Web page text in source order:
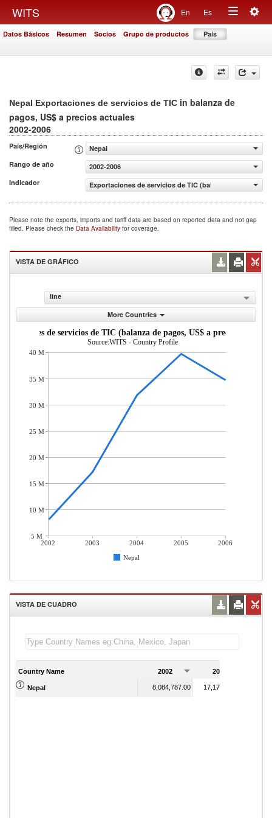
WITS En Es
Toggle
Datos Básicos Resumen Socios Grupo de productos País
Nepal Exportaciones de servicios de TIC in balanza de
pagos, US$ a precios actuales
2002-2006
País/Región
Nepal
Rango de año
2002-2006
Indicador
Exportaciones de servicios de TIC (balanza de pagos,
Please note the exports, imports and tariff data are based on reported data and not gap
filled. Please check the Data Availability for coverage.
VISTA DE GRÁFICO
line
More Countries
de servicios de TIC (balanza de pagos, US$ a precios
Source:WITS - Country Profile
2002 2003 2004 2005
2006
Nepal
40 M
35 M
30 M
25 M
20 M
15 M
10 M
5 M
VISTA DE CUADRO
Country Name 2002 2003
Nepal 8,084,787.00 17,171,679.00